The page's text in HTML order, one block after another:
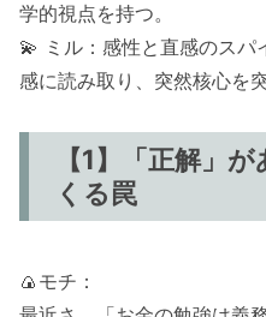
学的視点を持つ。
💫 ミル：感性と直感のスパ
感に読み取り、突然核心を突
【1】「正解」
くる罠
🍙モチ：